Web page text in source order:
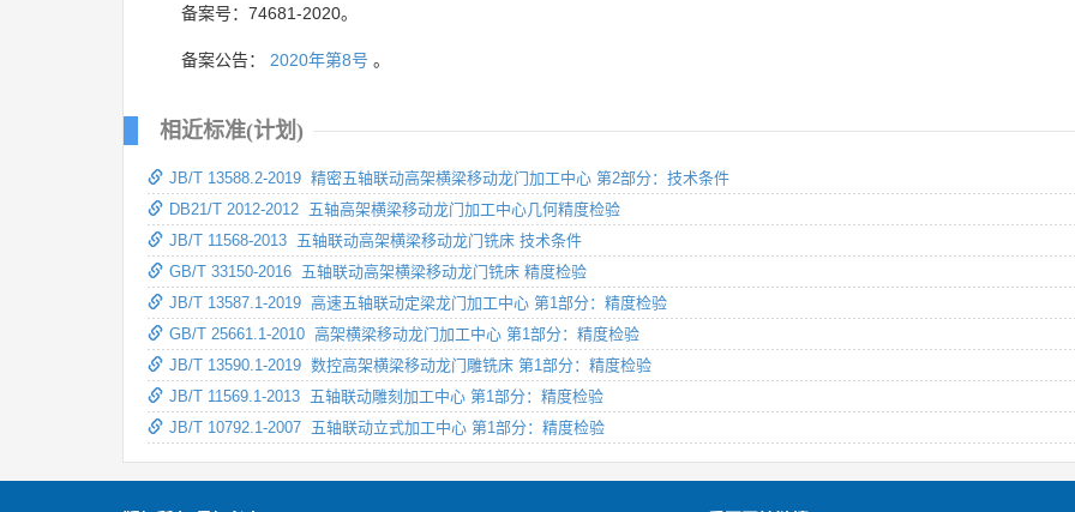
备案号：74681-2020。
备案公告： 2020年第8号 。
相近标准(计划)
JB/T 13588.2-2019 精密五轴联动高架横梁移动龙门加工中心 第2部分：技术条件
DB21/T 2012-2012 五轴高架横梁移动龙门加工中心几何精度检验
JB/T 11568-2013 五轴联动高架横梁移动龙门铣床 技术条件
GB/T 33150-2016 五轴联动高架横梁移动龙门铣床 精度检验
JB/T 13587.1-2019 高速五轴联动定梁龙门加工中心 第1部分：精度检验
GB/T 25661.1-2010 高架横梁移动龙门加工中心 第1部分：精度检验
JB/T 13590.1-2019 数控高架横梁移动龙门雕铣床 第1部分：精度检验
JB/T 11569.1-2013 五轴联动雕刻加工中心 第1部分：精度检验
JB/T 10792.1-2007 五轴联动立式加工中心 第1部分：精度检验